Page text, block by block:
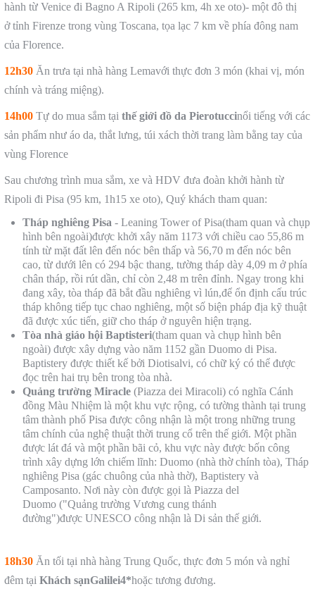
hành từ Venice đi Bagno A Ripoli (265 km, 4h xe oto)- một đô thị
ở tỉnh Firenze trong vùng Toscana, tọa lạc 7 km về phía đông nam
của Florence.
12h30 Ăn trưa tại nhà hàng Lemavới thực đơn 3 món (khai vị, món
chính và tráng miệng).
14h00 Tự do mua sắm tại thế giới đồ da Pierotuccinổi tiếng với các
sản phẩm như áo da, thắt lưng, túi xách thời trang làm bằng tay của
vùng Florence
Sau chương trình mua sắm, xe và HDV đưa đoàn khởi hành từ
Ripoli đi Pisa (95 km, 1h15 xe oto), Quý khách tham quan:
Tháp nghiêng Pisa - Leaning Tower of Pisa(tham quan và chụp
hình bên ngoài)được khởi xây năm 1173 với chiều cao 55,86 m
tính từ mặt đất lên đến nóc bên thấp và 56,70 m đến nóc bên
cao, từ dưới lên có 294 bậc thang, tường tháp dày 4,09 m ở phía
chân tháp, rồi rút dần, chỉ còn 2,48 m trên đỉnh. Ngay trong khi
đang xây, tòa tháp đã bắt đầu nghiêng vì lún,để ổn định cấu trúc
tháp không tiếp tục chao nghiêng, một số biện pháp địa kỹ thuật
đã được xúc tiến, giữ cho tháp ở nguyên hiện trạng.
Tòa nhà giáo hội Baptisteri(tham quan và chụp hình bên
ngoài) được xây dựng vào năm 1152 gần Duomo di Pisa.
Baptistery được thiết kế bởi Diotisalvi, có chữ ký có thể được
đọc trên hai trụ bên trong tòa nhà.
Quảng trường Miracle (Piazza dei Miracoli) có nghĩa Cánh
đồng Màu Nhiệm là một khu vực rộng, có tường thành tại trung
tâm thành phố Pisa được công nhận là một trong những trung
tâm chính của nghệ thuật thời trung cổ trên thế giới. Một phần
được lát đá và một phần bãi cỏ, khu vực này được bốn công
trình xây dựng lớn chiếm lĩnh: Duomo (nhà thờ chính tòa), Tháp
nghiêng Pisa (gác chuông của nhà thờ), Baptistery và
Camposanto. Nơi này còn được gọi là Piazza del
Duomo ("Quảng trường Vương cung thánh
đường")được UNESCO công nhận là Di sản thế giới.
18h30 Ăn tối tại nhà hàng Trung Quốc, thực đơn 5 món và nghỉ
đêm tại Khách sạnGalilei4*hoặc tương đương.